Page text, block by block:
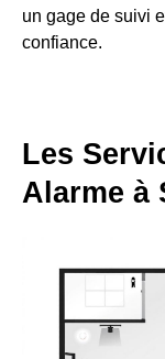
un gage de suivi
confiance.
Les
Alarme à